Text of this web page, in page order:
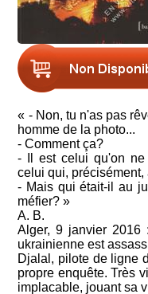
« - Non, tu n'as pas
homme de la photo...
- Comment ça?
- Il est celui qu'on ne
celui qui, précisément,
- Mais qui était-il au
méfier? »
A. B.
Alger, 9 janvier 2016
ukrainienne est
Djalal, pilote de ligne
propre enquête. Très
implacable, jouant sa